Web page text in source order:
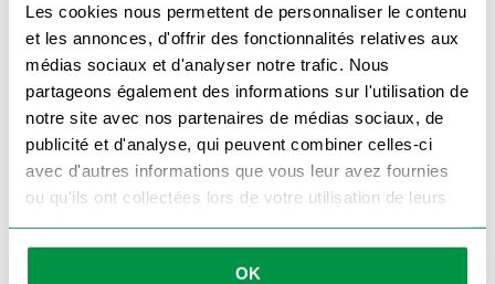
Les cookies nous permettent de personnaliser le contenu
et les annonces, d'offrir des fonctionnalités relatives aux
médias sociaux et d'analyser notre trafic. Nous
partageons également des informations sur l'utilisation de
notre site avec nos partenaires de médias sociaux, de
publicité et d'analyse, qui peuvent combiner celles-ci
avec d'autres informations que vous leur avez fournies
ou qu'ils ont collectées lors de votre utilisation de leurs
services.
OK
vérifier les dimensions ou à comparer
visuellement si vous remplacez un modèle déjà
ancien.
Si le cabochon droit est également
endommagé, pensez à commander en même
temps lecabochon droit Multipoint afin de
garantir une signalisation symétrique,
esthétique et conforme.
À associer avec :
Feu arrière gauche Multipoint
🔗Feux et cabochons pour remorque